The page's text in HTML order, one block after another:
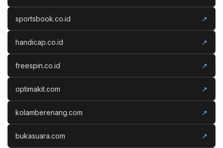
sportsbook.co.id ↗
handicap.co.id ↗
freespin.co.id ↗
optimakit.com ↗
kolamberenang.com ↗
bukasuara.com ↗